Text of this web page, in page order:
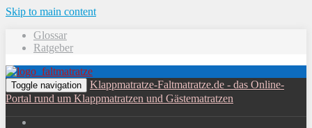
Skip to main content
Glossar
Ratgeber
Toggle navigation
Klappmatratze-Faltmatratze.de - das Online-
Portal rund um Klappmatratzen und Gästematratzen